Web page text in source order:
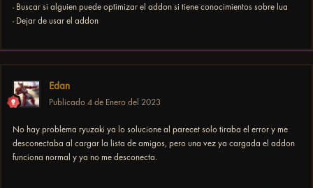
- Buscar si alguien puede optimizar el addon si tiene conocimientos sobre lua
- Dejar de usar el addon
Edan
Publicado 4 de Enero del 2023
No hay problema ryuzaki ya lo solucione al parecet solo tiraba el error y me
desconectaba al cargar la lista de amigos, pero una vez ya cargada el addon
funciona normal y ya no me desconecta.